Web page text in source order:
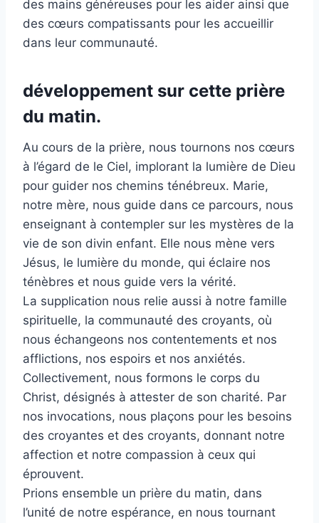
des mains généreuses pour les aider ainsi que
des cœurs compatissants pour les accueillir
dans leur communauté.
développement sur cette prière
du matin.
Au cours de la prière, nous tournons nos cœurs
à l’égard de le Ciel, implorant la lumière de Dieu
pour guider nos chemins ténébreux. Marie,
notre mère, nous guide dans ce parcours, nous
enseignant à contempler sur les mystères de la
vie de son divin enfant. Elle nous mène vers
Jésus, le lumière du monde, qui éclaire nos
ténèbres et nous guide vers la vérité.
La supplication nous relie aussi à notre famille
spirituelle, la communauté des croyants, où
nous échangeons nos contentements et nos
afflictions, nos espoirs et nos anxiétés.
Collectivement, nous formons le corps du
Christ, désignés à attester de son charité. Par
nos invocations, nous plaçons pour les besoins
des croyantes et des croyants, donnant notre
affection et notre compassion à ceux qui
éprouvent.
Prions ensemble un prière du matin, dans
l’unité de notre espérance, en nous tournant